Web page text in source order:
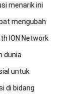
menarik ini
mengubah
ION Network
dunia
untuk
di bidang